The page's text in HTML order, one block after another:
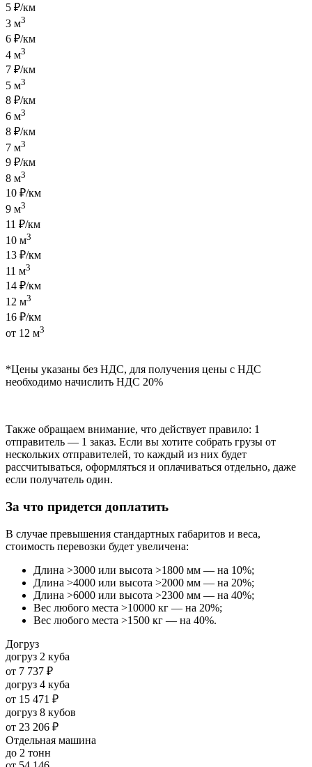
5 ₽/км
3 м3
6 ₽/км
4 м3
7 ₽/км
5 м3
8 ₽/км
6 м3
8 ₽/км
7 м3
9 ₽/км
8 м3
10 ₽/км
9 м3
11 ₽/км
10 м3
13 ₽/км
11 м3
14 ₽/км
12 м3
16 ₽/км
от 12 м3
*Цены указаны без НДС, для получения цены с НДС
необходимо начислить НДС 20%
Также обращаем внимание, что действует правило: 1
отправитель — 1 заказ. Если вы хотите собрать грузы от
нескольких отправителей, то каждый из них будет
рассчитываться, оформляться и оплачиваться отдельно, даже
если получатель один.
За что придется доплатить
В случае превышения стандартных габаритов и веса,
стоимость перевозки будет увеличена:
Длина >3000 или высота >1800 мм — на 10%;
Длина >4000 или высота >2000 мм — на 20%;
Длина >6000 или высота >2300 мм — на 40%;
Вес любого места >10000 кг — на 20%;
Вес любого места >1500 кг — на 40%.
Догруз
догруз 2 куба
от 7 737 ₽
догруз 4 куба
от 15 471 ₽
догруз 8 кубов
от 23 206 ₽
Отдельная машина
до 2 тонн